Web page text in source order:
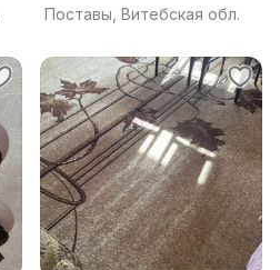
Поставы, Витебская обл.